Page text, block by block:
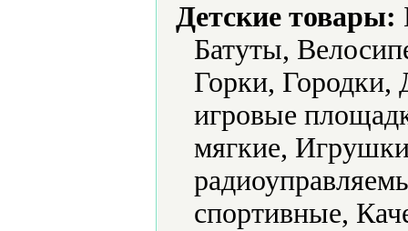
Детские товары:
Батуты,
Горки, Городки,
игровые
мягкие,
спортивные,